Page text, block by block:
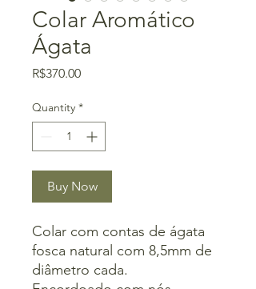
Colar Aromático
Ágata
R$370.00Price
Quantity *
Buy Now
Colar com contas de ágata
fosca natural com 8,5mm de
diâmetro cada.